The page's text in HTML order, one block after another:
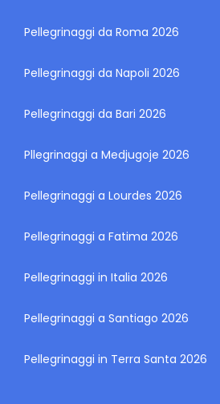
Pellegrinaggi da Roma 2026
Pellegrinaggi da Napoli 2026
Pellegrinaggi da Bari 2026
Pllegrinaggi a Medjugoje 2026
Pellegrinaggi a Lourdes 2026
Pellegrinaggi a Fatima 2026
Pellegrinaggi in Italia 2026
Pellegrinaggi a Santiago 2026
Pellegrinaggi in Terra Santa 2026